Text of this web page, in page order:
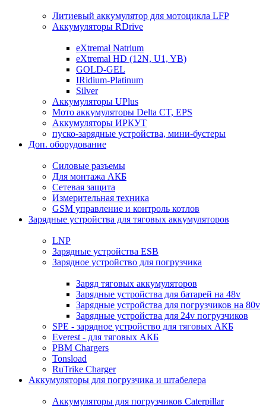
Литиевый аккумулятор для мотоцикла LFP
Аккумуляторы RDrive
eXtremal Natrium
eXtremal HD (12N, U1, YB)
GOLD-GEL
IRidium-Platinum
Silver
Аккумуляторы UPlus
Мото аккумуляторы Delta CT, EPS
Аккумуляторы ИРКУТ
пуско-зарядные устройства, мини-бустеры
Доп. оборудование
Силовые разъемы
Для монтажа АКБ
Сетевая защита
Измерительная техника
GSM управление и контроль котлов
Зарядные устройства для тяговых аккумуляторов
LNP
Зарядные устройства ESB
Зарядное устройство для погрузчика
Заряд тяговых аккумуляторов
Зарядные устройства для батарей на 48v
Зарядные устройства для погрузчиков на 80v
Зарядные устройства для 24v погрузчиков
SPE - зарядное устройство для тяговых АКБ
Everest - для тяговых АКБ
PBM Chargers
Tonsload
RuTrike Charger
Аккумуляторы для погрузчика и штабелера
Аккумуляторы для погрузчиков Caterpillar